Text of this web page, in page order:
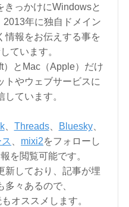
きっかけにWindowsと
年に独自ドメイン
情報をお伝えする事を
ています。
とMac（Apple）だけ
トやウェブサービスに
ています。
、 Threads、 Bluesky、
mixi2をフォローし
を閲覧可能です。
新しており、記事が埋
々あるので、
オススメします。